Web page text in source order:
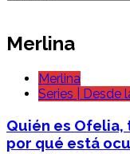
Merlina
Merlina
Series | Desde
Quién es Ofelia,
por qué está